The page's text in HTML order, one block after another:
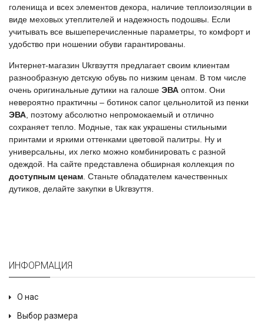
голенища и всех элементов декора, наличие теплоизоляции в
виде меховых утеплителей и надежность подошвы. Если
учитывать все вышеперечисленные параметры, то комфорт и
удобство при ношении обуви гарантированы.
Интернет-магазин Ukrвзуття предлагает своим клиентам
разнообразную детскую обувь по низким ценам. В том числе
очень оригинальные дутики на галоше ЭВА оптом. Они
невероятно практичны – ботинок сапог цельнолитой из пенки
ЭВА , поэтому абсолютно непромокаемый и отлично
сохраняет тепло. Модные, так как украшены стильными
принтами и яркими оттенками цветовой палитры. Ну и
универсальны, их легко можно комбинировать с разной
одеждой. На сайте представлена обширная коллекция по
доступным ценам . Станьте обладателем качественных
дутиков , делайте закупки в Ukrвзуття
ИНФОРМАЦИЯ
О нас
Выбор размера